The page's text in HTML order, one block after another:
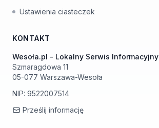
Ustawienia ciasteczek
KONTAKT
Wesoła.pl - Lokalny Serwis Informacyjny
Szmaragdowa 11
05-077 Warszawa-Wesoła
NIP: 9522007514
Prześlij informację